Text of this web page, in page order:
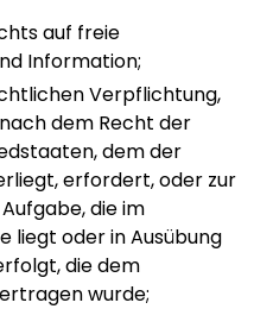
auf freie
Information;
Verpflichtung,
dem Recht der
dem der
erfordert, oder zur
die im
liegt oder in Ausübung
die dem
wurde;